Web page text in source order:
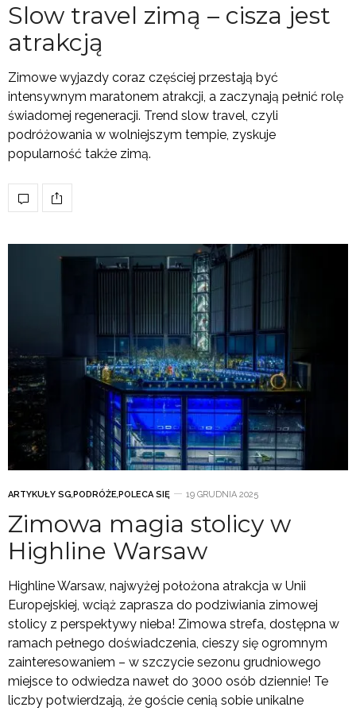
Slow travel zimą – cisza jest
atrakcją
Zimowe wyjazdy coraz częściej przestają być
intensywnym maratonem atrakcji, a zaczynają pełnić rolę
świadomej regeneracji. Trend slow travel, czyli
podróżowania w wolniejszym tempie, zyskuje
popularność także zimą.
ARTYKUŁY SG,PODRÓŻE,POLECA SIĘ 19 GRUDNIA 2025
Zimowa magia stolicy w
Highline Warsaw
Highline Warsaw, najwyżej położona atrakcja w Unii
Europejskiej, wciąż zaprasza do podziwiania zimowej
stolicy z perspektywy nieba! Zimowa strefa, dostępna w
ramach pełnego doświadczenia, cieszy się ogromnym
zainteresowaniem – w szczycie sezonu grudniowego
miejsce to odwiedza nawet do 3000 osób dziennie! Te
liczby potwierdzają, że goście cenią sobie unikalne